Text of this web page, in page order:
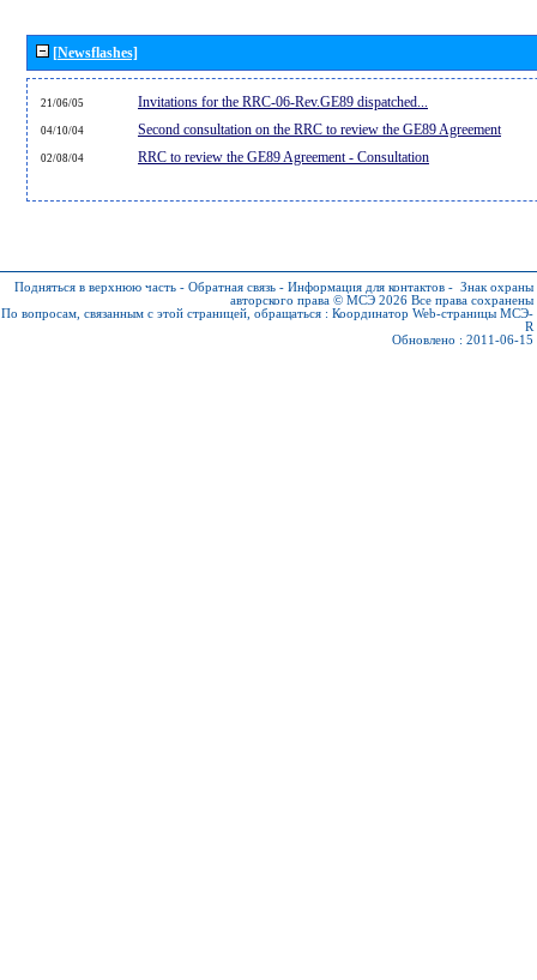
[Newsflashes]
21/06/05 Invitations for the RRC-06-Rev.GE89 dispatched...
04/10/04 Second consultation on the RRC to review the GE89 Agreement
02/08/04 RRC to review the GE89 Agreement - Consultation
Подняться в верхнюю часть - Обратная связь - Информация для контактов - Знак охраны
авторского права © МСЭ 2026 Все права сохранены
По вопросам, связанным с этой страницей, обращаться : Координатор Web-страницы МСЭ-
R
Обновлено : 2011-06-15